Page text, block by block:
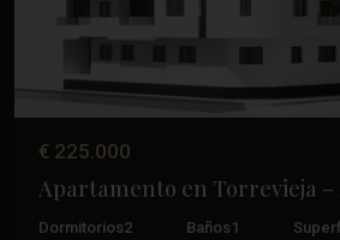
€ 225.000
Apartamento en Torrevieja –
Dormitorios2 Baños 1